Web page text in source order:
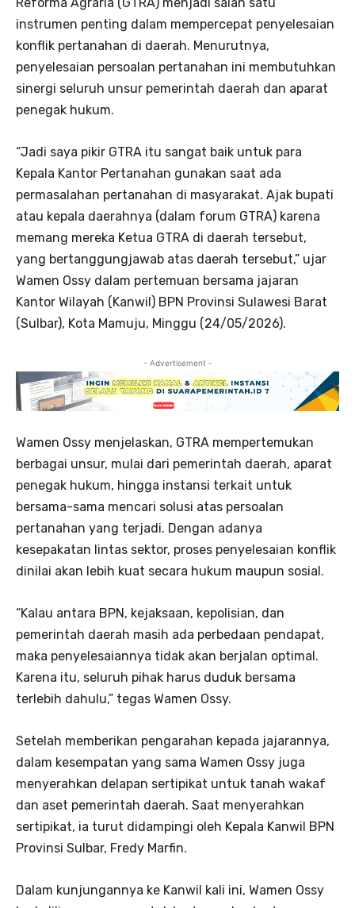
instrumen penting dalam mempercepat penyelesaian
konflik pertanahan di daerah. Menurutnya,
penyelesaian persoalan pertanahan ini membutuhkan
sinergi seluruh unsur pemerintah daerah dan aparat
penegak hukum.
“Jadi saya pikir GTRA itu sangat baik untuk para
Kepala Kantor Pertanahan gunakan saat ada
permasalahan pertanahan di masyarakat. Ajak bupati
atau kepala daerahnya (dalam forum GTRA) karena
memang mereka Ketua GTRA di daerah tersebut,
yang bertanggungjawab atas daerah tersebut,” ujar
Wamen Ossy dalam pertemuan bersama jajaran
Kantor Wilayah (Kanwil) BPN Provinsi Sulawesi Barat
(Sulbar), Kota Mamuju, Minggu (24/05/2026).
- Advertisement -
Wamen Ossy menjelaskan, GTRA mempertemukan
berbagai unsur, mulai dari pemerintah daerah, aparat
penegak hukum, hingga instansi terkait untuk
bersama-sama mencari solusi atas persoalan
pertanahan yang terjadi. Dengan adanya
kesepakatan lintas sektor, proses penyelesaian konflik
dinilai akan lebih kuat secara hukum maupun sosial.
“Kalau antara BPN, kejaksaan, kepolisian, dan
pemerintah daerah masih ada perbedaan pendapat,
maka penyelesaiannya tidak akan berjalan optimal.
Karena itu, seluruh pihak harus duduk bersama
terlebih dahulu,” tegas Wamen Ossy.
Setelah memberikan pengarahan kepada jajarannya,
dalam kesempatan yang sama Wamen Ossy juga
menyerahkan delapan sertipikat untuk tanah wakaf
dan aset pemerintah daerah. Saat menyerahkan
sertipikat, ia turut didampingi oleh Kepala Kanwil BPN
Provinsi Sulbar, Fredy Marfin.
Dalam kunjungannya ke Kanwil kali ini, Wamen Ossy